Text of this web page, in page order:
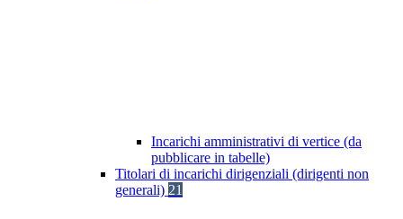
Incarichi amministrativi di vertice (da
pubblicare in tabelle)
Titolari di incarichi dirigenziali (dirigenti non
generali) 21